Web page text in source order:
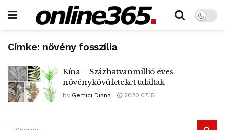
Címke: növény fosszília
Kína – Százhatvanmillió éves
növénykövületeket találtak
by Gemici Diana 2020.07.15.